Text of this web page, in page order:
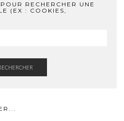
RECHERCHER UNE
(EX : COOKIES,